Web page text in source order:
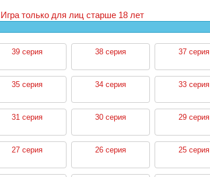
Игра только для лиц старше 18 лет
39 серия 38 серия 37 серия
35 серия 34 серия 33 серия
31 серия 30 серия 29 серия
27 серия 26 серия 25 серия